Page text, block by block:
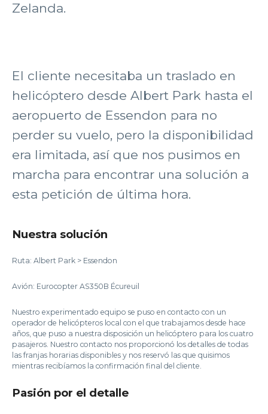
Zelanda.
El cliente necesitaba un traslado en
helicóptero desde Albert Park hasta el
aeropuerto de Essendon para no
perder su vuelo, pero la disponibilidad
era limitada, así que nos pusimos en
marcha para encontrar una solución a
esta petición de última hora.
Nuestra solución
Ruta: Albert Park > Essendon
Avión: Eurocopter AS350B Écureuil
Nuestro experimentado equipo se puso en contacto con un
operador de helicópteros local con el que trabajamos desde hace
años, que puso a nuestra disposición un helicóptero para los cuatro
pasajeros. Nuestro contacto nos proporcionó los detalles de todas
las franjas horarias disponibles y nos reservó las que quisimos
mientras recibíamos la confirmación final del cliente.
Pasión por el detalle